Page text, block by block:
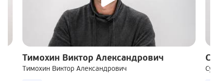
Тимохин Виктор Александрович
Тимохин Виктор Александрович